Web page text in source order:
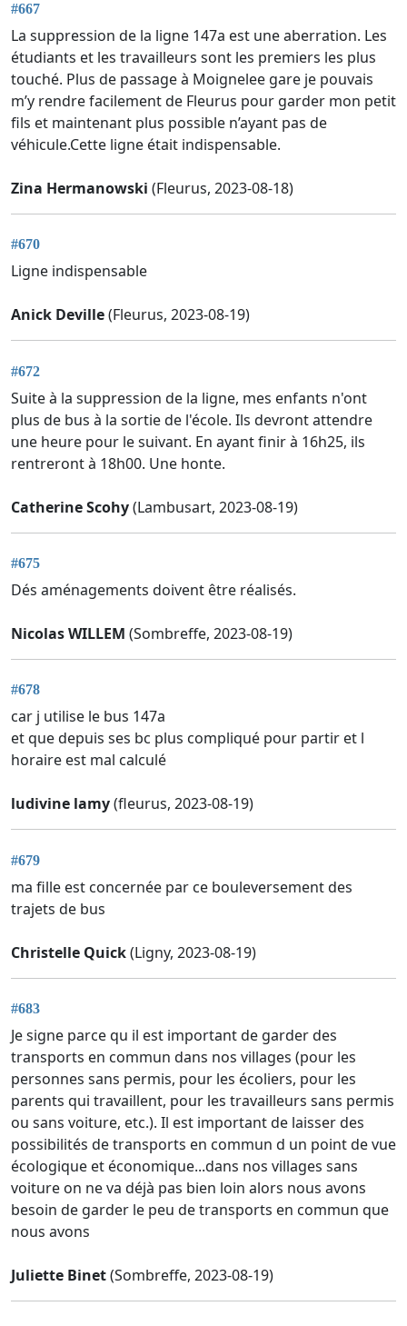
#667
La suppression de la ligne 147a est une aberration. Les
étudiants et les travailleurs sont les premiers les plus
touché. Plus de passage à Moignelee gare je pouvais
m’y rendre facilement de Fleurus pour garder mon petit
fils et maintenant plus possible n’ayant pas de
véhicule.Cette ligne était indispensable.
Zina Hermanowski (Fleurus, 2023-08-18)
#670
Ligne indispensable
Anick Deville(Fleurus, 2023-08-19)
#672
Suite à la suppression de la ligne, mes enfants n'ont
plus de bus à la sortie de l'école. Ils devront attendre
une heure pour le suivant. En ayant finir à 16h25, ils
rentreront à 18h00. Une honte.
Catherine Scohy(Lambusart, 2023-08-19)
#675
Dés aménagements doivent être réalisés.
Nicolas WILLEM (Sombreffe, 2023-08-19)
#678
car j utilise le bus 147a
et que depuis ses bc plus compliqué pour partir et l
horaire est mal calculé
ludivine lamy(fleurus, 2023-08-19)
#679
ma fille est concernée par ce bouleversement des
trajets de bus
Christelle Quick(Ligny, 2023-08-19)
#683
Je signe parce qu il est important de garder des
transports en commun dans nos villages (pour les
personnes sans permis, pour les écoliers, pour les
parents qui travaillent, pour les travailleurs sans permis
ou sans voiture, etc.). Il est important de laisser des
possibilités de transports en commun d un point de vue
écologique et économique...dans nos villages sans
voiture on ne va déjà pas bien loin alors nous avons
besoin de garder le peu de transports en commun que
nous avons
Juliette Binet(Sombreffe, 2023-08-19)